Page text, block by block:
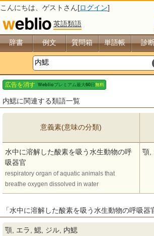
こんにちは、 ゲスト さん[ログイン]
英語類語
辞書 例文 質問箱 単語帳 診
内鰓に関連する類語一覧
意義素(意味の分類)
水中に溶解した酸素を吸う水生動物の呼
吸器官
respiratory organ of aquatic animals that
breathe oxygen dissolved in water
顎,
「水中に溶解した酸素を吸う水生動物の呼吸
顎, エラ, 鰓, ジル, 内鰓